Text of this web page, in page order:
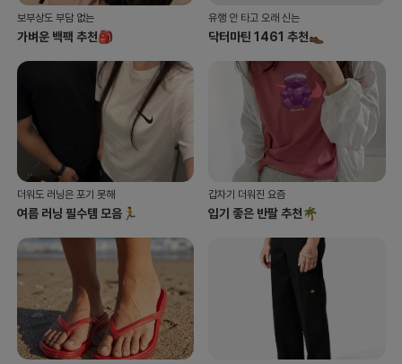
보부상도 부담 없는
가벼운 백팩 추천🎒
유행 안 타고 오래 신는
닥터마틴 1461 추천👞
더워도 러닝은 포기 못해
여름 러닝 필수템 모음🏃
갑자기 더워진 요즘
입기 좋은 반팔 추천🌴